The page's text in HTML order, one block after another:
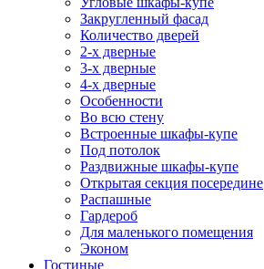
Закругленный фасад
Количество дверей
2-х дверные
3-х дверные
4-х дверные
Особенности
Во всю стену
Встроенные шкафы-купе
Под потолок
Раздвижные шкафы-купе
Открытая секция посередине
Распашные
Гардероб
Для маленького помещения
Эконом
Гостиные